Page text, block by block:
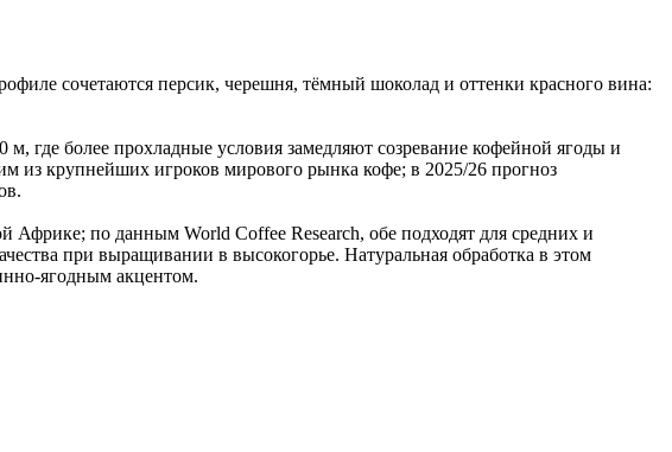
сочетаются персик, черешня, тёмный шоколад и оттенки красного вина:
где более прохладные условия замедляют созревание кофейной ягоды и
из крупнейших игроков мирового рынка кофе; в 2025/26 прогноз
Африке; по данным World Coffee Research, обе подходят для средних и
при выращивании в высокогорье. Натуральная обработка в этом
ягодным акцентом.